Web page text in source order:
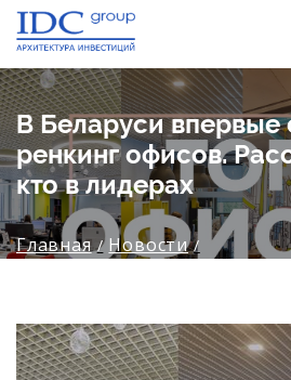
В Беларуси впервые
ренкинг офисов.
кто в лидерах
Главная
Новости